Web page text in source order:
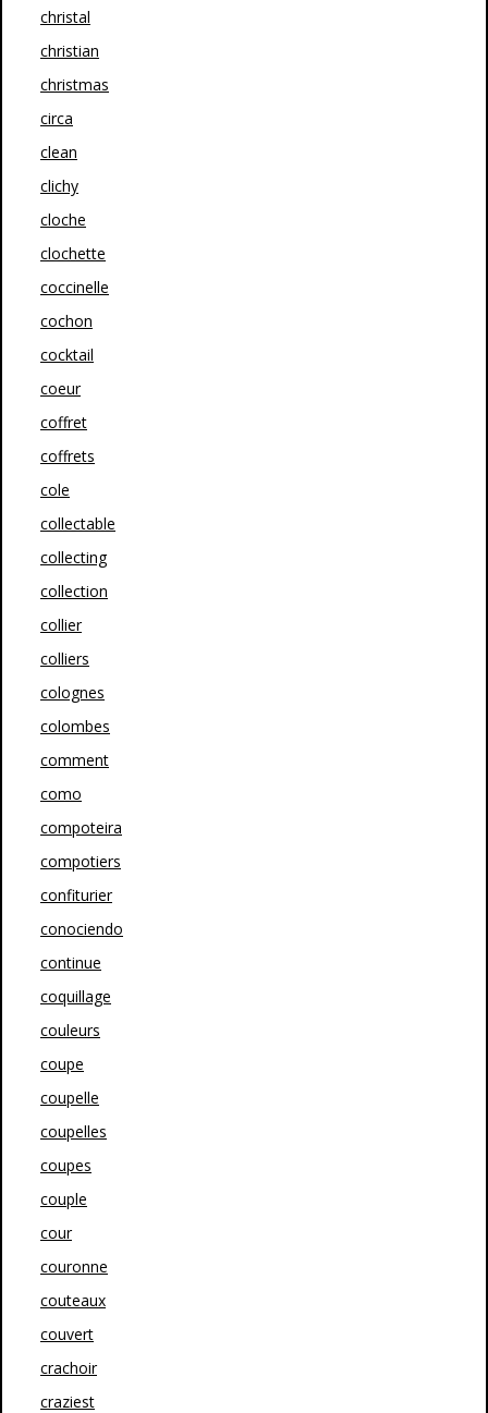
christal
christian
christmas
circa
clean
clichy
cloche
clochette
coccinelle
cochon
cocktail
coeur
coffret
coffrets
cole
collectable
collecting
collection
collier
colliers
colognes
colombes
comment
como
compoteira
compotiers
confiturier
conociendo
continue
coquillage
couleurs
coupe
coupelle
coupelles
coupes
couple
cour
couronne
couteaux
couvert
crachoir
craziest